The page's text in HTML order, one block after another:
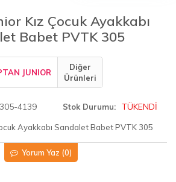
Kız Çocuk Ayakkabı
Babet PVTK 305
JUNIOR
Diğer
Ürünleri
4139 Stok Durumu TÜKENDİ
Ayakkabı Sandalet Babet PVTK 305
Yorum Yaz (0)